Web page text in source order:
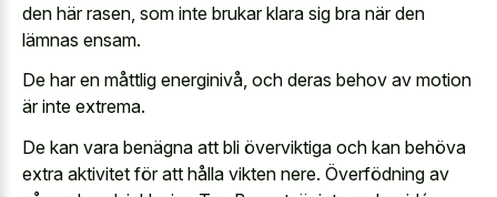
den här rasen, som inte brukar klara sig bra när den
lämnas ensam.
De har en måttlig energinivå, och deras behov av motion
är inte extrema.
De kan vara benägna att bli överviktiga och kan behöva
extra aktivitet för att hålla vikten nere. Överfödning av